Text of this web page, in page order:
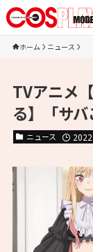
ホーム ニュース
TVアニメ
る】「サ
ニュース